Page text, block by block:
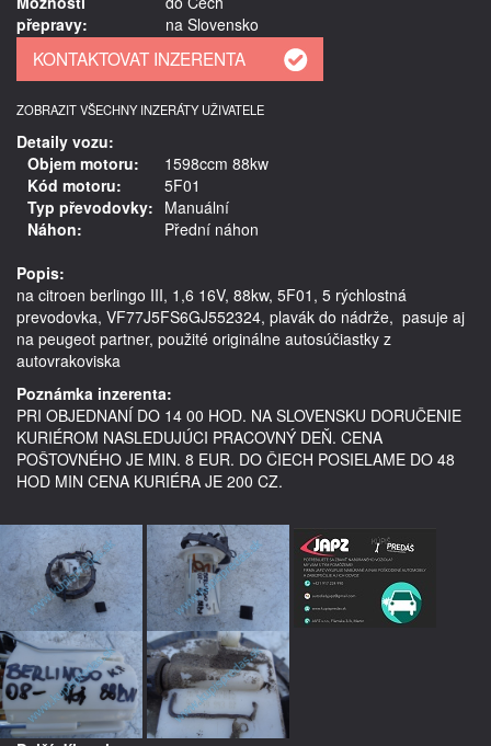
přepravy:
na Slovensko
ZOBRAZIT VŠECHNY INZERÁTY UŽIVATELE
Detaily vozu:
Objem motoru:
1598ccm 88kw
Kód motoru:
5F01
Typ převodovky: Manuální
Náhon:
Přední náhon
Popis:
na citroen berlingo III, 1,6 16V, 88kw, 5F01, 5 rýchlostná
prevodovka, VF77J5FS6GJ552324, plavák do nádrže,  pasuje aj
na peugeot partner, použité originálne autosúčiastky z
Poznámka inzerenta:
PRI OBJEDNANÍ DO 14 00 HOD. NA SLOVENSKU DORUČENIE
KURIÉROM NASLEDUJÚCI PRACOVNÝ DEŇ. CENA
POŠTOVNÉHO JE MIN. 8 EUR. DO ČIECH POSIELAME DO 48
HOD MIN CENA KURIÉRA JE 200 CZ.